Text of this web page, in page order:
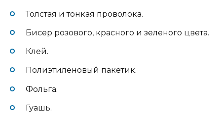
Толстая и тонкая проволока.
Бисер розового, красного и зеленого цвета.
Клей.
Полиэтиленовый пакетик.
Фольга.
Гуашь.